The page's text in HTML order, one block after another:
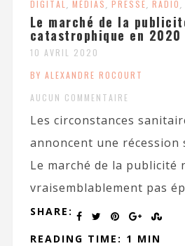
DIGITAL , MÉDIAS, PRESSE, RADIO,
Le marché de la
catastrophique en 2020
10 AVRIL 2020
BY ALEXANDRE ROCOURT
AUCUN COMMENTAIRE
Les circonstances
annoncent une récession
Le marché de la publicité
vraisemblablement pas
SHARE:
READING TIME: 1 MIN